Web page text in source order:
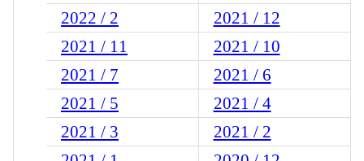
2022 / 2
2021 / 12
2021 / 11
2021 / 10
2021 / 7
2021 / 6
2021 / 5
2021 / 4
2021 / 3
2021 / 2